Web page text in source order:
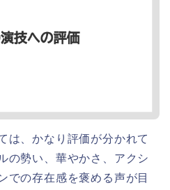
は、かなり評価が分かれて
の勢い、華やかさ、アクシ
での存在感を褒める声が目